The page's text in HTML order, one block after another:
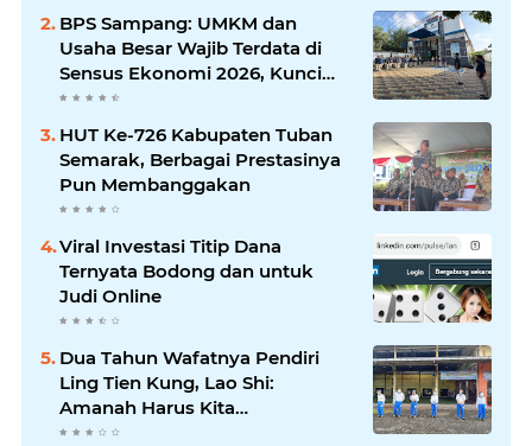
Komunikasi Antar-Kades untuk
Memajukan Desa
BPS Sampang: UMKM dan
Usaha Besar Wajib Terdata di
Sensus Ekonomi 2026, Kunci
Kebijakan Tepat Sasaran
HUT Ke-726 Kabupaten Tuban
Semarak, Berbagai Prestasinya
Pun Membanggakan
Viral Investasi Titip Dana
Ternyata Bodong dan untuk
Judi Online
Dua Tahun Wafatnya Pendiri
Ling Tien Kung, Lao Shi:
Amanah Harus Kita
Laksanakan!